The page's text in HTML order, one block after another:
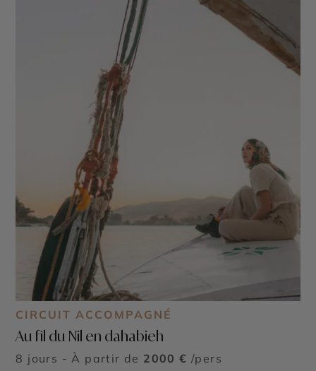
CIRCUIT ACCOMPAGNÉ
Au fil du Nil en dahabieh
8 jours - À partir de 2000 € /pers